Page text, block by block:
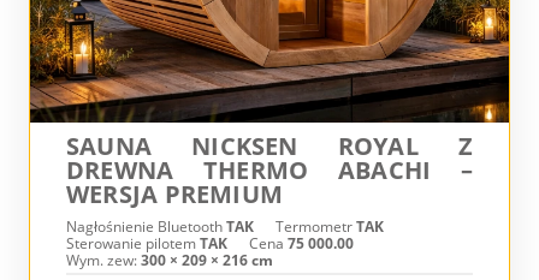
SAUNA NICKSEN ROYAL Z
DREWNA THERMO ABACHI –
WERSJA PREMIUM
Nagłośnienie BluetoothTAK TermometrTAK
Sterowanie pilotemTAK Cena 75 000.00
Wym. zew:300 × 209 × 216 cm